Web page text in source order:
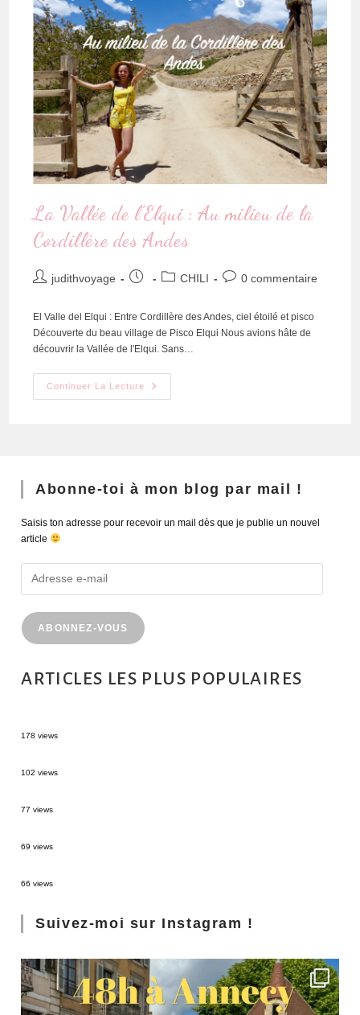
La Vallée de l’Elqui : Au milieu de la
Cordillère des Andes
judithvoyage CHILI 0 commentaire
El Valle del Elqui : Entre Cordillère des Andes, ciel étoilé et pisco
Découverte du beau village de Pisco Elqui Nous avions hâte de
découvrir la Vallée de l'Elqui. Sans…
Continuer La Lecture
Abonne-toi à mon blog par mail !
Saisis ton adresse pour recevoir un mail dès que je publie un nouvel
article
ABONNEZ-VOUS
ARTICLES LES PLUS POPULAIRES
178 views
102 views
77 views
69 views
66 views
Suivez-moi sur Instagram !